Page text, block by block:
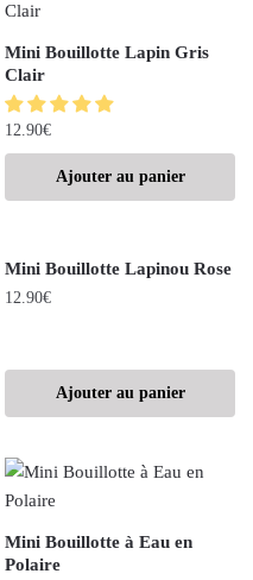
Mini Bouillotte Lapin Gris
Clair
12.90€
Ajouter au panier
Mini Bouillotte Lapinou Rose
12.90€
Ajouter au panier
Mini Bouillotte à Eau en
Polaire